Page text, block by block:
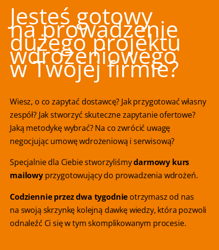
Jesteś gotowy
na prowadzenie
dużego projektu
wdrożeniowego
w Twojej firmie?
Wiesz, o co zapytać dostawcę? Jak przygotować własny
zespół? Jak stworzyć skuteczne zapytanie ofertowe?
Jaką metodykę wybrać? Na co zwrócić uwagę
negocjując umowę wdrożeniową i serwisową?
Specjalnie dla Ciebie stworzyliśmydarmowy kurs
mailowyprzygotowujący do prowadzenia wdrożeń.
Codziennie przez dwa tygodnie otrzymasz od nas
na swoją skrzynkę kolejną dawkę wiedzy, która pozwoli
odnaleźć Ci się w tym skomplikowanym procesie.